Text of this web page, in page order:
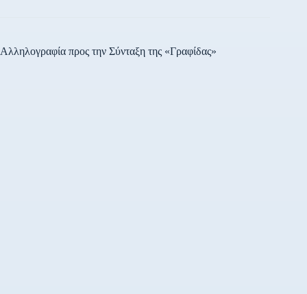
Αλληλογραφία προς την Σύνταξη της «Γραφίδας»